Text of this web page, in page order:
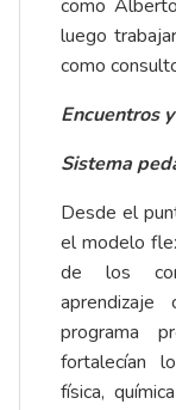
como
luego
como
Encuentros
Sistema
Desde el
el modelo
de los
programa
fortalecían
física,